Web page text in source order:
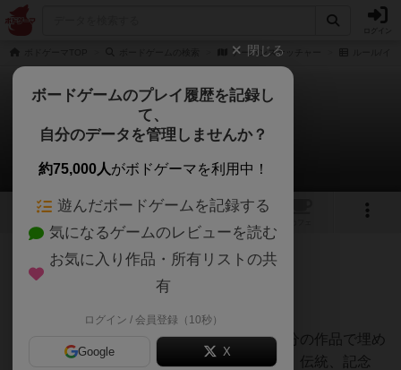
アーバンスケッチャー
アーバンスケッチャー
jurongさんのルール/インスト
1
128名 1名 0 11ヶ月前
世界は真っ白なキャンバスで、あなたが自分の作品で埋め
るのを待っています。どの都市にも、物語、伝統、記念
閉じる
ボードゲームのプレイ履歴を記録し
て、
自分のデータを管理しませんか？
約75,000人がボドゲーマを利用中！
遊んだボードゲームを記録する
気になるゲームのレビューを読む
お気に入り作品・所有リストの共
有
ログイン / 会員登録（10秒）
Google X